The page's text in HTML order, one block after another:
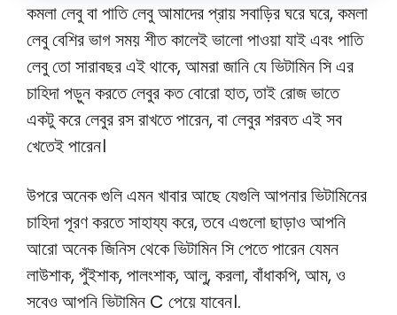
কমলা লেবু বা পাতি লেবু আমাদের প্রায় সবাড়ির ঘরে ঘরে, কমলা
লেবু বেশির ভাগ সময় শীত কালেই ভালো পাওয়া যাই এবং পাতি
লেবু তো সারাবছর এই থাকে, আমরা জানি যে ভিটামিন সি এর
চাহিদা পড়ুন করতে লেবুর কত বোরো হাত, তাই রোজ ভাতে
একটু করে লেবুর রস রাখতে পারেন, বা লেবুর শরবত এই সব
খেতেই পারেন।
উপরে অনেক গুলি এমন খাবার আছে যেগুলি আপনার ভিটামিনের
চাহিদা পূরণ করতে সাহায্য করে, তবে এগুলো ছাড়াও আপনি
আরো অনেক জিনিস থেকে ভিটামিন সি পেতে পারেন যেমন
লাউশাক, পুঁইশাক, পালংশাক, আলু, করলা, বাঁধাকপি, আম, ও
সবেও আপনি ভিটামিন C পেয়ে যাবেন।.